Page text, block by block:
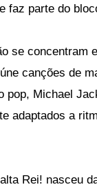
faz parte do
se concentram
canções de
pop, Michael
adaptados a
Rei! nasceu